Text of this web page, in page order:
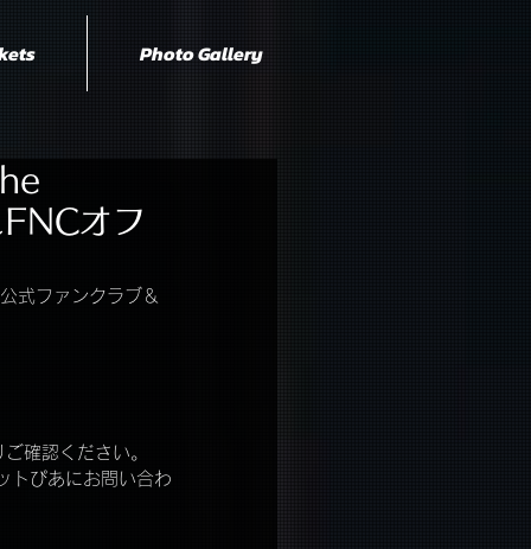
Photo Gallery
オフ
式ファンクラブ＆
確認ください。
トぴあにお問い合わ